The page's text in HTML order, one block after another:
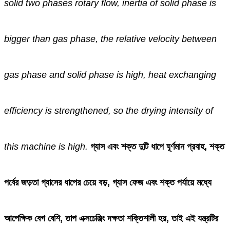
solid two phases rotary flow, inertia of solid phase is
bigger than gas phase, the relative velocity between
gas phase and solid phase is high, heat exchanging
efficiency is strengthened, so the drying intensity of
this machine is high. গ্যাস এবং শক্ত দুটি ধাপে ঘূর্ণমান প্রবাহ, শক্ত
পর্বের জড়তা গ্যাসের ধাপের চেয়ে বড়, গ্যাস ফেজ এবং শক্ত পর্যায়ে মধ্যে
আপেক্ষিক বেগ বেশি, তাপ এক্সচেঞ্জিং দক্ষতা শক্তিশালী হয়, তাই এই যন্ত্রটির